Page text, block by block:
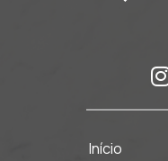
Início